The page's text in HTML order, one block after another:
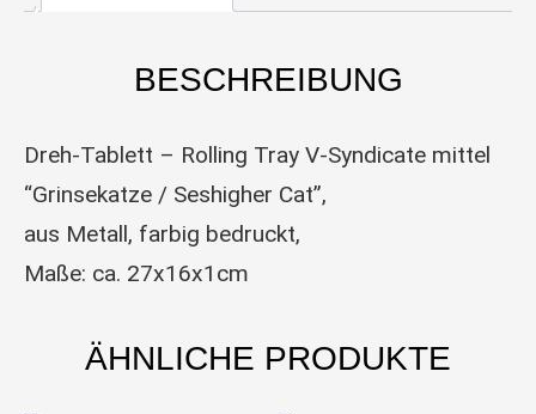
BESCHREIBUNG
Dreh-Tablett – Rolling Tray V-Syndicate mittel
“Grinsekatze / Seshigher Cat”,
aus Metall, farbig bedruckt,
Maße: ca. 27x16x1cm
ÄHNLICHE PRODUKTE